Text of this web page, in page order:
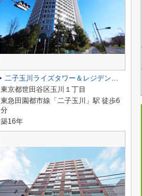
二子玉川ライズタワー＆レジデンスタワーウエスト
東京都世田谷区玉川１丁目
東急田園都市線「二子玉川」駅 徒歩6
分
築16年